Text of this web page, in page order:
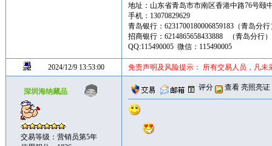
地址：山东省青岛市市南区香港中路76号颐
手机：13070829629
青岛银行：6231700180006859183（青岛分
招商银行：6214865658433888 （青岛分行
QQ:115490005 微信：115490005
2024/12/9 13:53:00 免责声明及风险提示： 所有交易人员，凡
深圳海纳藏品
交易等级：营销员第5年
评分 查看 亮照亮证